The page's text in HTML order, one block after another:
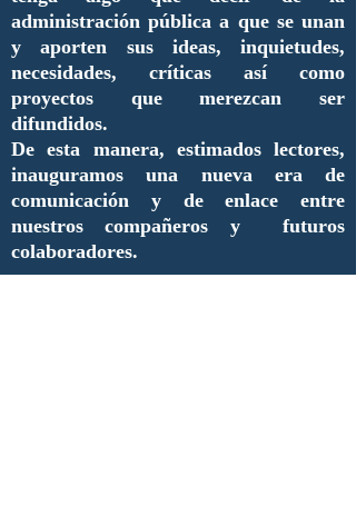
administración pública a que se unan
y aporten sus ideas, inquietudes,
necesidades, críticas así como
proyectos que merezcan ser
difundidos.
De esta manera, estimados lectores,
inauguramos una nueva era de
comunicación y de enlace entre
nuestros compañeros y futuros
colaboradores.